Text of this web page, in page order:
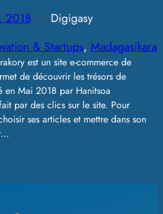
2018— byDigigasy
& Startups, Madagasikara
est un site e-commerce de
de découvrir les trésors de
en Mai 2018 par Hanitsoa
par des clics sur le site. Pour
ses articles et mettre dans son